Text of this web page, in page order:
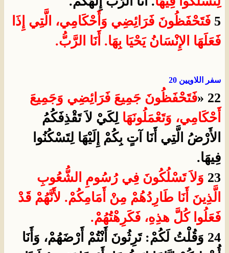
5 فَتَحْفَظُونَ فَرَائِضِي وَأَحْكَامِي، الَّتِي إِذَا
فَعَلَهَا الإِنْسَانُ يَحْيَا بِهَا. أَنَا الرَّبُّ.
سفر اللاويين 20
22 «
فَتَحْفَظُونَ جَمِيعَ فَرَائِضِي وَجَمِيعَ
أَحْكَامِي، وَتَعْمَلُونَهَا لِكَيْ لاَ تَقْذِفَكُمُ
الأَرْضُ الَّتِي أَنَا آتٍ بِكُمْ إِلَيْهَا لِتَسْكُنُوا
فِيهَا.
23 وَلاَ تَسْلُكُونَ فِي رُسُومِ الشُّعُوبِ
الَّذِينَ أَنَا طَارِدُهُمْ مِنْ أَمَامِكُمْ. لأَنَّهُمْ قَدْ
فَعَلُوا كُلَّ هذِهِ، فَكَرِهْتُهُمْ.
24 وَقُلْتُ لَكُمْ: تَرِثُونَ أَنْتُمْ أَرْضَهُمْ، وَأَنَا